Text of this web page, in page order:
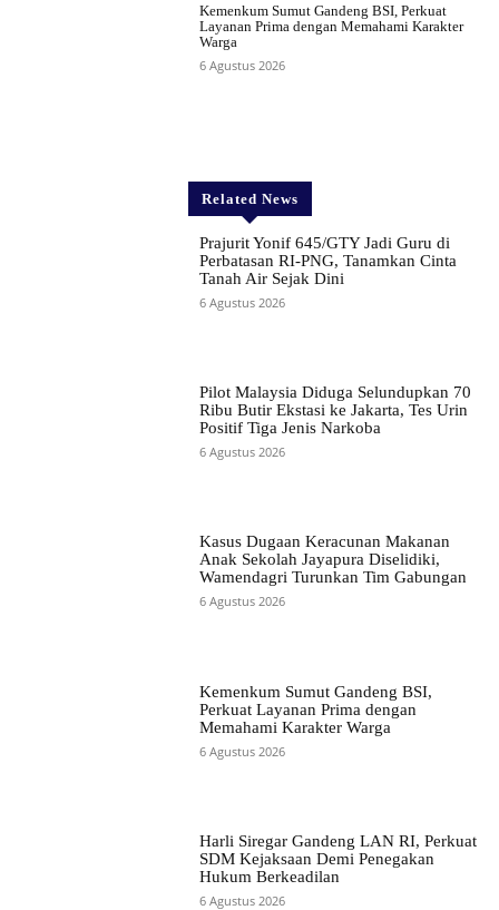
Kemenkum Sumut Gandeng BSI, Perkuat
Layanan Prima dengan Memahami Karakter
Warga
6 Agustus 2026
Related News
Prajurit Yonif 645/GTY Jadi Guru di
Perbatasan RI-PNG, Tanamkan Cinta
Tanah Air Sejak Dini
6 Agustus 2026
Pilot Malaysia Diduga Selundupkan 70
Ribu Butir Ekstasi ke Jakarta, Tes Urin
Positif Tiga Jenis Narkoba
6 Agustus 2026
Kasus Dugaan Keracunan Makanan
Anak Sekolah Jayapura Diselidiki,
Wamendagri Turunkan Tim Gabungan
6 Agustus 2026
Kemenkum Sumut Gandeng BSI,
Perkuat Layanan Prima dengan
Memahami Karakter Warga
6 Agustus 2026
Harli Siregar Gandeng LAN RI, Perkuat
SDM Kejaksaan Demi Penegakan
Hukum Berkeadilan
6 Agustus 2026